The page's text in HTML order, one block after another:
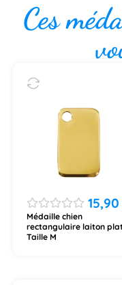
Ces
15,90
Médaille chien
rectangulaire laiton
Taille M